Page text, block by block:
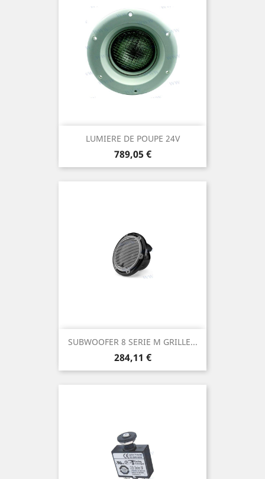
LUMIERE DE POUPE 24V
Prix
789,05 €
SUBWOOFER 8 SERIE M GRILLE...
Prix
284,11 €